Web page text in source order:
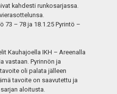
kahdesti runkosarjassa.
73 – 78 ja 18.1.25 Pyrintö –
Kauhajoella IKH – Areenalla
vastaan. Pyrinnön ja
oli palata jälleen
tavoite on saavutettu ja
aloitusta.